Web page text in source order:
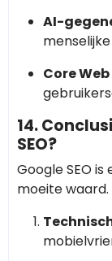
AI-
Core
14.
SEO?
Google SEO
moeite waard.